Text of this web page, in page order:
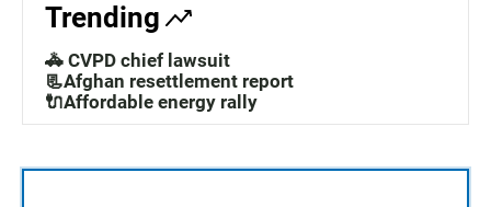
Trending
🚓 CVPD chief lawsuit
📃Afghan resettlement report
🔌Affordable energy rally